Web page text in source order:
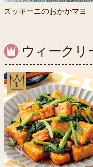
ズッキーニのおかかマヨ
ウィーク
1